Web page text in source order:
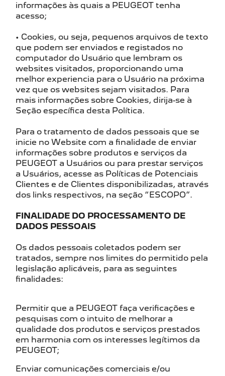
informações às quais a PEUGEOT tenha
acesso;
• Cookies, ou seja, pequenos arquivos de texto
que podem ser enviados e registados no
computador do Usuário que lembram os
websites visitados, proporcionando uma
melhor experiencia para o Usuário na próxima
vez que os websites sejam visitados. Para
mais informações sobre Cookies, dirija-se à
Seção específica desta Política.
Para o tratamento de dados pessoais que se
inicie no Website com a finalidade de enviar
informações sobre produtos e serviços da
PEUGEOT a Usuários ou para prestar serviços
a Usuários, acesse as Políticas de Potenciais
Clientes e de Clientes disponibilizadas, através
dos links respectivos, na seção “ESCOPO”.
FINALIDADE DO PROCESSAMENTO DE
DADOS PESSOAIS
Os dados pessoais coletados podem ser
tratados, sempre nos limites do permitido pela
legislação aplicáveis, para as seguintes
finalidades:
Permitir que a PEUGEOT faça verificações e
pesquisas com o intuito de melhorar a
qualidade dos produtos e serviços prestados
em harmonia com os interesses legítimos da
PEUGEOT;
Enviar comunicações comerciais e/ou